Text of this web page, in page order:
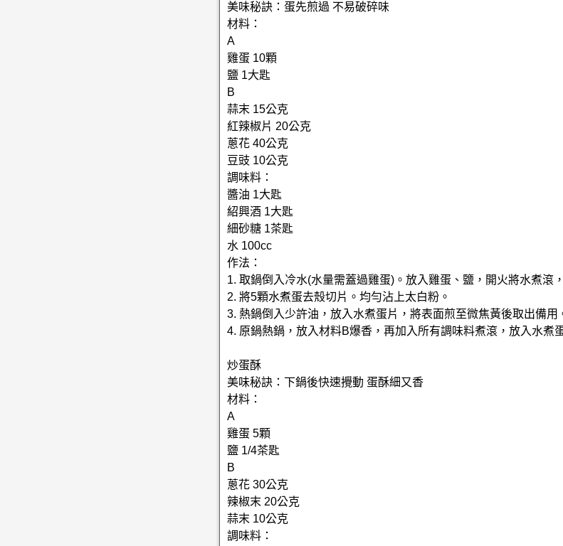
美味秘訣：蛋先煎過 不易破碎味
材料：
A
雞蛋 10顆
鹽 1大匙
B
蒜末 15公克
紅辣椒片 20公克
蔥花 40公克
豆豉 10公克
調味料：
醬油 1大匙
紹興酒 1大匙
細砂糖 1茶匙
水 100cc
作法：
1. 取鍋倒入冷水(水量需蓋過雞蛋)。放入雞蛋、鹽，開火將水煮滾
2. 將5顆水煮蛋去殼切片。均勻沾上太白粉。
3. 熱鍋倒入少許油，放入水煮蛋片，將表面煎至微焦黃後取出備用
4. 原鍋熱鍋，放入材料B爆香，再加入所有調味料煮滾，放入水煮
炒蛋酥
美味秘訣：下鍋後快速攪動 蛋酥細又香
材料：
A
雞蛋 5顆
鹽 1/4茶匙
B
蔥花 30公克
辣椒末 20公克
蒜末 10公克
調味料：